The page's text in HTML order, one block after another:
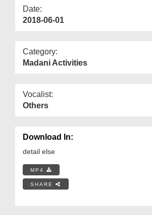
Date:
2018-06-01
Category:
Madani Activities
Vocalist:
Others
Download In:
detail else
MP4
SHARE